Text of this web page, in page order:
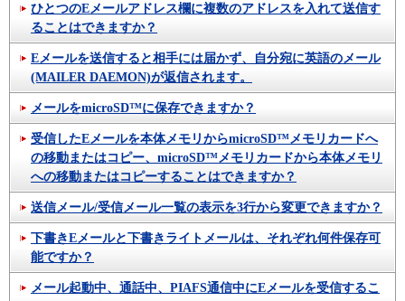
ひとつのEメールアドレス欄に複数のアドレスを入れて送信す
ることはできますか？
Eメールを送信すると相手には届かず、自分宛に英語のメール
(MAILER DAEMON)が返信されます。
メールをmicroSD™に保存できますか？
受信したEメールを本体メモリからmicroSD™メモリカードへ
の移動またはコピー、microSD™メモリカードから本体メモリ
への移動またはコピーすることはできますか？
送信メール/受信メール一覧の表示を3行から変更できますか？
下書きEメールと下書きライトメールは、それぞれ何件保存可
能ですか？
メール起動中、通話中、PIAFS通信中にEメールを受信するこ